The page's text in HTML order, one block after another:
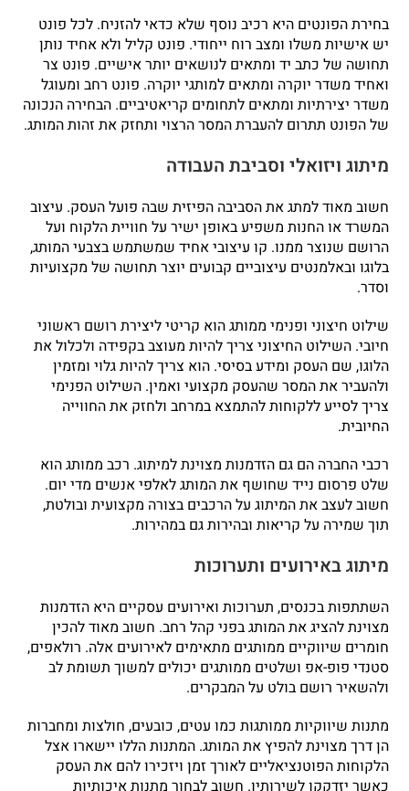
בחירת הפונטים היא רכיב נוסף שלא כדאי להזניח. לכל פונט
יש אישיות משלו ומצב רוח ייחודי. פונט קליל ולא אחיד נותן
תחושה של כתב יד ומתאים לנושאים יותר אישיים. פונט צר
ואחיד משדר יוקרה ומתאים למותגי יוקרה. פונט רחב ומעוגל
משדר יצירתיות ומתאים לתחומים קריאטיביים. הבחירה הנכונה
של הפונט תתרום להעברת המסר הרצוי ותחזק את זהות המותג.
מיתוג ויזואלי וסביבת העבודה
חשוב מאוד למתג את הסביבה הפיזית שבה פועל העסק. עיצוב
המשרד או החנות משפיע באופן ישיר על חוויית הלקוח ועל
הרושם שנוצר ממנו. קו עיצובי אחיד שמשתמש בצבעי המותג,
בלוגו ובאלמנטים עיצוביים קבועים יוצר תחושה של מקצועיות
וסדר.
שילוט חיצוני ופנימי ממותג הוא קריטי ליצירת רושם ראשוני
חיובי. השילוט החיצוני צריך להיות מעוצב בקפידה ולכלול את
הלוגו, שם העסק ומידע בסיסי. הוא צריך להיות גלוי ומזמין
ולהעביר את המסר שהעסק מקצועי ואמין. השילוט הפנימי
צריך לסייע ללקוחות להתמצא במרחב ולחזק את החווייה
החיובית.
רכבי החברה הם גם הזדמנות מצוינת למיתוג. רכב ממותג הוא
שלט פרסום נייד שחושף את המותג לאלפי אנשים מדי יום.
חשוב לעצב את המיתוג על הרכבים בצורה מקצועית ובולטת,
תוך שמירה על קריאות ובהירות גם במהירות.
מיתוג באירועים ותערוכות
השתתפות בכנסים, תערוכות ואירועים עסקיים היא הזדמנות
מצוינת להציג את המותג בפני קהל רחב. חשוב מאוד להכין
חומרים שיווקיים ממותגים מתאימים לאירועים אלה. רולאפים,
סטנדי פופ-אפ ושלטים ממותגים יכולים למשוך תשומת לב
ולהשאיר רושם בולט על המבקרים.
מתנות שיווקיות ממותגות כמו עטים, כובעים, חולצות ומחברות
הן דרך מצוינת להפיץ את המותג. המתנות הללו יישארו אצל
הלקוחות הפוטנציאליים לאורך זמן ויזכירו להם את העסק
כאשר יזדקקו לשירותיו. חשוב לבחור מתנות איכותיות